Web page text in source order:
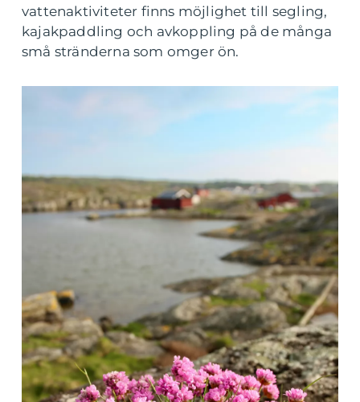
vattenaktiviteter finns möjlighet till segling,
kajakpaddling och avkoppling på de många
små stränderna som omger ön.